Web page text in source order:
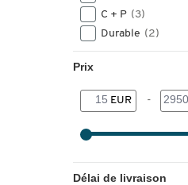
C + P (3)
Durable (2)
Prix
EUR -
Délai de livraison